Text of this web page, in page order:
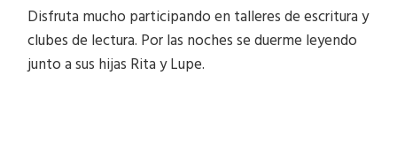
Disfruta mucho participando en talleres de escritura y
clubes de lectura. Por las noches se duerme leyendo
junto a sus hijas Rita y Lupe.